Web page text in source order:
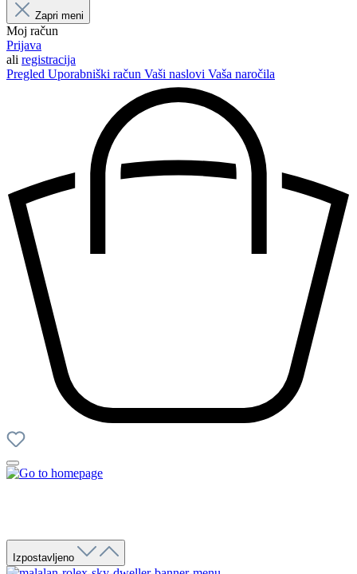
Zapri meni
Moj račun
Prijava
ali registracija
Pregled Uporabniški račun Vaši naslovi Vaša naročila
Izpostavljeno